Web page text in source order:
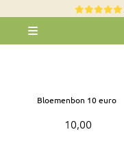
Toggle
Bloemenbon 10 euro
10,00